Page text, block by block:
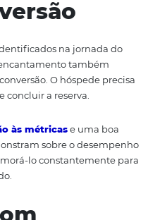
a página do concorrente.
e clareza dos textos,
que sejam atrativos. O
vê e lê e não deve sentir